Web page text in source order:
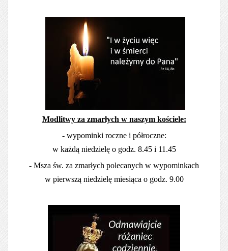
Modlitwy za zmarłych w naszym kościele:
- wypominki roczne i półroczne:
w każdą niedzielę o godz. 8.45 i 11.45
- Msza św. za zmarłych polecanych w wypominkach
w pierwszą niedzielę miesiąca o godz. 9.00